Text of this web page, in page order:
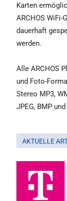
Karten
ARCHOS WiFi-
dauerhaft
werden.
Alle ARCHOS
und Foto-
Stereo MP3,
JPEG, BMP und
AKTUELLE